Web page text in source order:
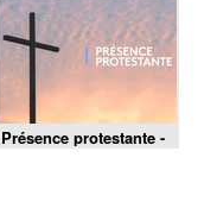
Présence protestante -
12/07/2026